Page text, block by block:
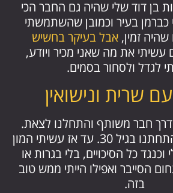
בן דוד שלי שהיה גם החבר הכי
בעיר וכמובן שהשתמשתי
זמין, אבל בעיקר בחשיש
את מה שאני מכיר ויודע,
לגדל ולסחור בסמים.
שרית ונישואין
חבר משותף והתחלנו לצאת.
לקח לנו 9 שנים והתחתנו בגיל 30. עד אז עשיתי המון
וכנגד כל הסיכויים, בלי בגרות או
הסייבר ואפילו הייתי ממש טוב
בזה.